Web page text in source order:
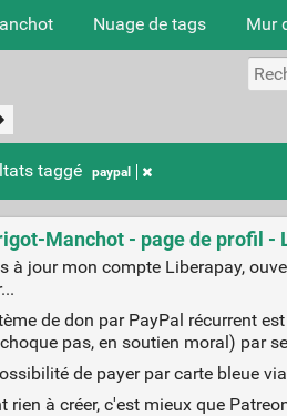
Nuage de tags Mur
taggé paypal
Manchot - page de profil -
à jour mon compte Liberapay,
de don par PayPal récurrent
pas, en soutien moral) par
de payer par carte bleue
rien à créer, c'est mieux que